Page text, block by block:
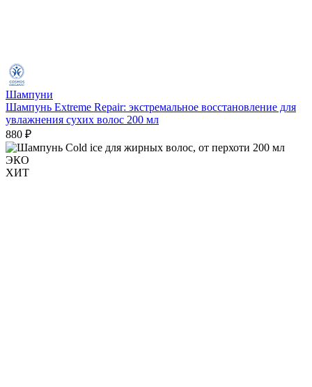
Шампуни
Шампунь Extreme Repair: экстремальное восстановление для
увлажнения сухих волос 200 мл
880 ₽
ЭКО
ХИТ